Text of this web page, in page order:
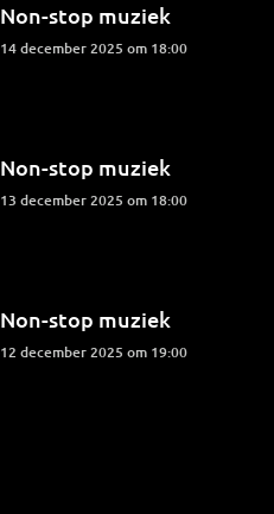
Non-stop muziek
14 december 2025 om 18:00
Non-stop muziek
13 december 2025 om 18:00
Non-stop muziek
12 december 2025 om 19:00